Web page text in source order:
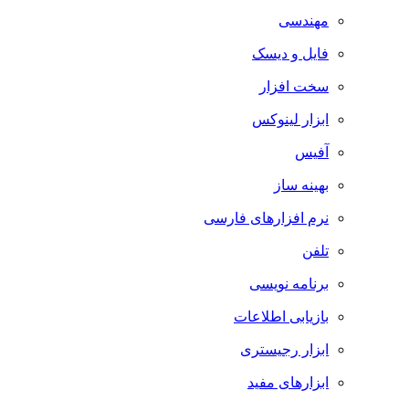
مهندسی
فایل و دیسک
سخت افزار
ابزار لینوکس
آفیس
بهینه ساز
نرم افزارهای فارسی
تلفن
برنامه نویسی
بازیابی اطلاعات
ابزار رجیستری
ابزارهای مفید